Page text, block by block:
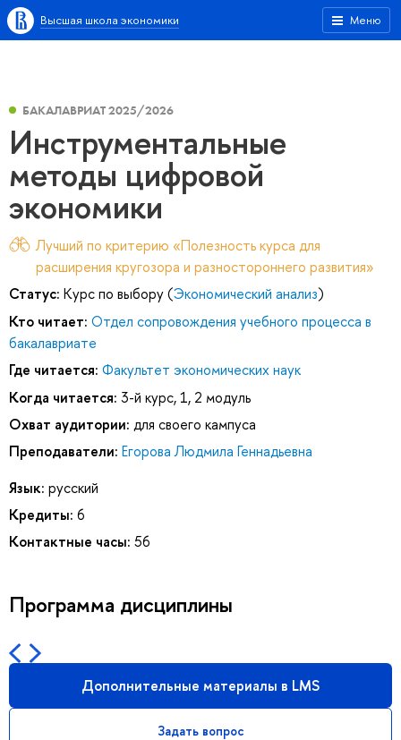
Меню
Высшая школа экономики
БАКАЛАВРИАТ 2025/2026
Инструментальные
методы цифровой
экономики
Лучший по критерию «Полезность курса для
расширения кругозора и разностороннего развития»
Статус: Курс по выбору (Экономический анализ)
Кто читает: Отдел сопровождения учебного процесса в
бакалавриате
Где читается: Факультет экономических наук
Когда читается: 3-й курс, 1, 2 модуль
Охват аудитории: для своего кампуса
Преподаватели: Егорова Людмила Геннадьевна
Язык: русский
Кредиты: 6
Контактные часы: 56
Программа дисциплины
Дополнительные материалы в LMS
Задать вопрос